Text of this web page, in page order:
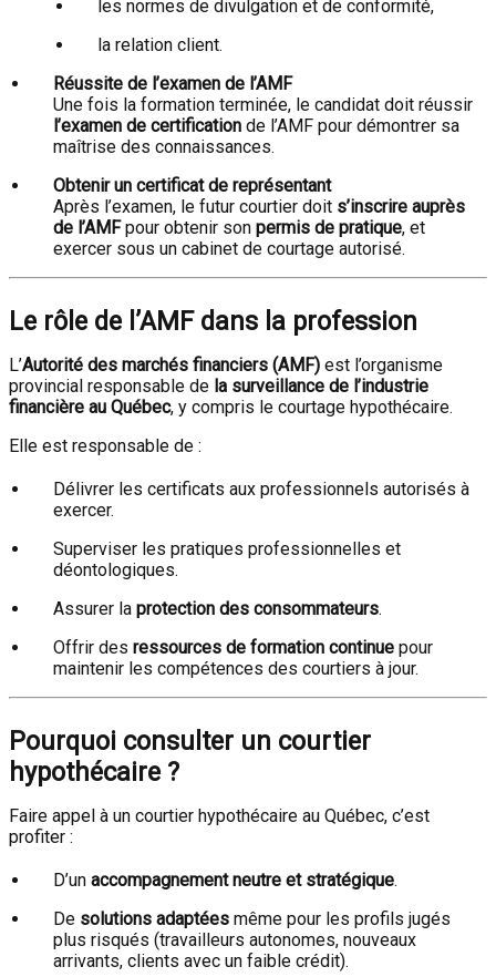
les normes de divulgation et de conformité,
la relation client.
Réussite de l’examen de l’AMF
Une fois la formation terminée, le candidat doit réussir
l’examen de certification de l’AMF pour démontrer sa
maîtrise des connaissances.
Obtenir un certificat de représentant
Après l’examen, le futur courtier doit s’inscrire auprès
de l’AMFpour obtenir son permis de pratique, et
exercer sous un cabinet de courtage autorisé.
Le rôle de l’AMF dans la profession
L’Autorité des marchés financiers (AMF) est l’organisme
provincial responsable de la surveillance de l’industrie
financière au Québec, y compris le courtage hypothécaire.
Elle est responsable de :
Délivrer les certificats aux professionnels autorisés à
exercer.
Superviser les pratiques professionnelles et
déontologiques.
Assurer la protection des consommateurs.
Offrir des ressources de formation continue pour
maintenir les compétences des courtiers à jour.
Pourquoi consulter un courtier
hypothécaire ?
Faire appel à un courtier hypothécaire au Québec, c’est
profiter :
D’un accompagnement neutre et stratégique.
De solutions adaptées même pour les profils jugés
plus risqués (travailleurs autonomes, nouveaux
arrivants, clients avec un faible crédit).